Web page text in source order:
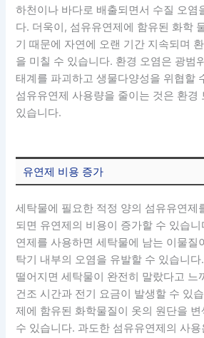
하천이나 바다로 배출되면서 수질 오염
다. 더욱이, 섬유유연제에 함유된 화학
기 때문에 자연에 오랜 기간 지속되며
을 미칠 수 있습니다. 환경 오염은 광범
태계를 파괴하고 생물다양성을 위협할
섬유유연제 사용량을 줄이는 것은 환경
있습니다.
유연제 비용 증가
세탁물에 필요한 적정 양의 섬유유연제
되면 유연제의 비용이 증가할 수 있습
연제를 사용하면 세탁물에 남는 이물질
탁기 내부의 오염을 유발할 수 있습니다
떨어지면 세탁물이 완전히 말랐다고 느
건조 시간과 전기 요금이 발생할 수 있
제에 함유된 화학물질이 옷의 원단을
수 있습니다. 과도한 섬유유연제의 사